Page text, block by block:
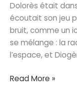
Dolorès était
écoutait son jeu
bruit, comme un
se mélange : la
l’espace, et
Diogène,
Read More »